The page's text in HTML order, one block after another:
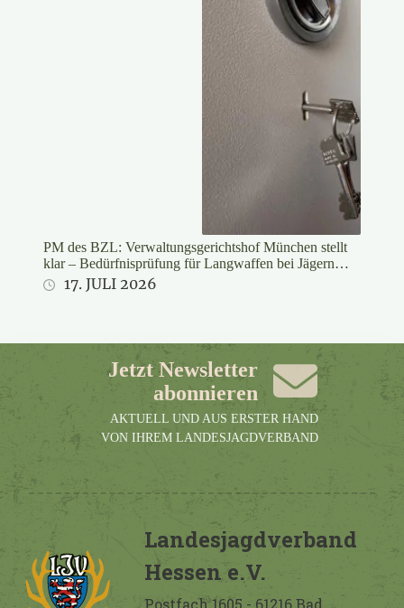
PM des BZL: Verwaltungsgerichtshof München stellt
klar – Bedürfnisprüfung für Langwaffen bei Jägern
rechtswidrig
17. JULI 2026
Jetzt Newsletter
abonnieren
AKTUELL UND AUS ERSTER HAND
VON IHREM LANDESJAGDVERBAND
Landesjagdverband
Hessen e.V.
Postfach 1605 - 61216 Bad